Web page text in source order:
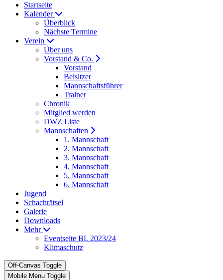
Startseite
Kalender
Überblick
Nächste Termine
Verein
Über uns
Vorstand & Co.
Vorstand
Beisitzer
Mannschaftsführer
Trainer
Chronik
Mitglied werden
DWZ Liste
Mannschaften
1. Mannschaft
2. Mannschaft
3. Mannschaft
4. Mannschaft
5. Mannschaft
6. Mannschaft
Jugend
Schachrätsel
Galerie
Downloads
Mehr
Eventseite BL 2023/24
Klimaschutz
Off-Canvas Toggle
Mobile Menu Toggle